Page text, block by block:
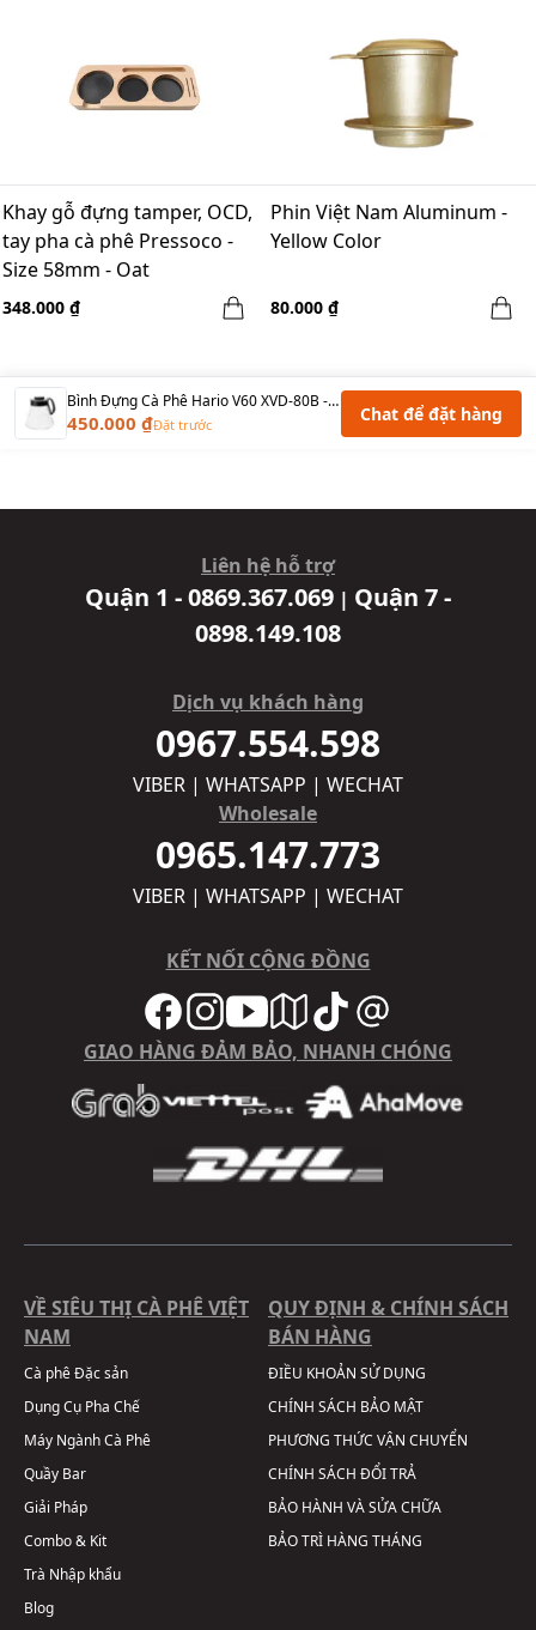
Khay gỗ đựng tamper, OCD,
tay pha cà phê Pressoco -
Size 58mm - Oat
348.000 ₫
Phin Việt Nam Aluminum -
Yellow Color
80.000 ₫
Bình Đựng Cà Phê Hario V60 XVD-80B - 800ml - Màu Đen
450.000 ₫Đặt trước Chat để đặt hàng
Liên hệ hỗ trợ
Quận 1 - 0869.367.069 | Quận 7 -
0898.149.108
Dịch vụ khách hàng
0967.554.598
VIBER | WHATSAPP | WECHAT
Wholesale
0965.147.773
VIBER | WHATSAPP | WECHAT
KẾT NỐI CỘNG ĐỒNG
GIAO HÀNG ĐẢM BẢO, NHANH CHÓNG
VỀ SIÊU THỊ CÀ PHÊ VIỆT
NAM
Cà phê Đặc sản
Dụng Cụ Pha Chế
Máy Ngành Cà Phê
Quầy Bar
Giải Pháp
Combo & Kit
Trà Nhập khẩu
Blog
QUY ĐỊNH & CHÍNH SÁCH
BÁN HÀNG
ĐIỀU KHOẢN SỬ DỤNG
CHÍNH SÁCH BẢO MẬT
PHƯƠNG THỨC VẬN CHUYỂN
CHÍNH SÁCH ĐỔI TRẢ
BẢO HÀNH VÀ SỬA CHỮA
BẢO TRÌ HÀNG THÁNG